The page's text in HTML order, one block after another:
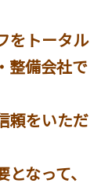
をトータル
整備会社で
頼をいただ
なって、